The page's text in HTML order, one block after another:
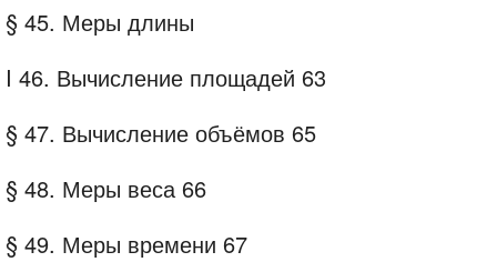
§ 45. Меры длины
I 46. Вычисление площадей 63
§ 47. Вычисление объёмов 65
§ 48. Меры веса 66
§ 49. Меры времени 67